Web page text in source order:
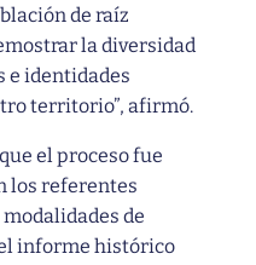
de raíz
la diversidad
e identidades
territorio”, afirmó.
el proceso fue
los referentes
de
informe histórico